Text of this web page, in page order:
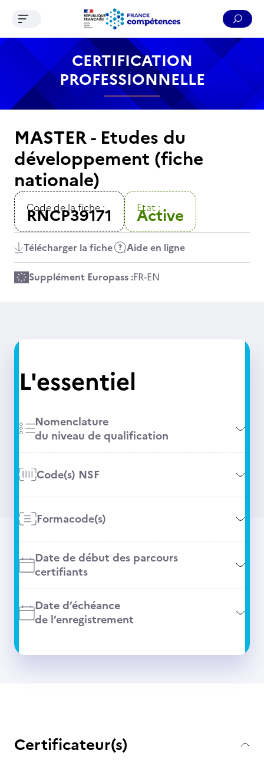
Contenu Recherche Menu Pied de page
Ouvrir le menu de navigation
CERTIFICATION
PROFESSIONNELLE
MASTER - Etudes du
développement (fiche
nationale)
Code de la fiche :
RNCP39171 Etat :
Active
Télécharger la fiche Aide en ligne
Supplément Europass :FR-EN
L'essentiel
Nomenclature
du niveau de qualification
Code(s) NSF
Formacode(s)
Date de début des parcours
certifiants
Date d’échéance
de l’enregistrement
Certificateur(s)